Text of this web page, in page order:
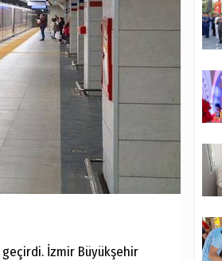
İzmir Büyükşehir